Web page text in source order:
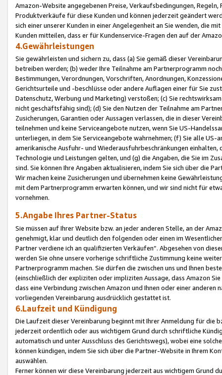
Amazon-Website angegebenen Preise, Verkaufsbedingungen,
Produktverkäufe für diese Kunden und können jederzeit geändert
sich einer unserer Kunden in einer Angelegenheit an Sie wenden, die
Kunden mitteilen, dass er für Kundenservice-Fragen den auf der
4.Gewährleistungen
Sie gewährleisten und sichern zu, dass (a) Sie gemäß dieser
betreiben werden; (b) weder Ihre Teilnahme am Partnerprogramm
Bestimmungen, Verordnungen, Vorschriften, Anordnungen,
Gerichtsurteile und -beschlüsse oder andere Auflagen einer für Sie
Datenschutz, Werbung und Marketing) verstoßen; (c) Sie
nicht geschäftsfähig sind); (d) Sie den Nutzen der Teilnahme am
Zusicherungen, Garantien oder Aussagen verlassen, die in dieser
teilnehmen und keine Serviceangebote nutzen, wenn Sie US-
unterliegen, in dem Sie Serviceangebote wahrnehmen; (f) Sie alle
amerikanische Ausfuhr- und Wiederausfuhrbeschränkungen
Technologie und Leistungen gelten, und (g) die Angaben, die Sie im
sind. Sie können Ihre Angaben aktualisieren, indem Sie sich über die
Wir machen keine Zusicherungen und übernehmen keine
mit dem Partnerprogramm erwarten können, und wir sind nicht für
vornehmen.
5.Angabe Ihres Partner-Status
Sie müssen auf Ihrer Website bzw. an jeder anderen Stelle, an der
genehmigt, klar und deutlich den folgenden oder einen im
Partner verdiene ich an qualifizierten Verkäufen“. Abgesehen von
werden Sie ohne unsere vorherige schriftliche Zustimmung keine
Partnerprogramm machen. Sie dürfen die zwischen uns und Ihnen
(einschließlich der expliziten oder impliziten Aussage, dass Amazon
dass eine Verbindung zwischen Amazon und Ihnen oder einer
vorliegenden Vereinbarung ausdrücklich gestattet ist.
6.Laufzeit und Kündigung
Die Laufzeit dieser Vereinbarung beginnt mit Ihrer Anmeldung für die
jederzeit ordentlich oder aus wichtigem Grund durch schriftliche
automatisch und unter Ausschluss des Gerichtswegs), wobei eine
können kündigen, indem Sie sich über die Partner-Website in Ihrem
auswählen.
Ferner können wir diese Vereinbarung jederzeit aus wichtigem Grund